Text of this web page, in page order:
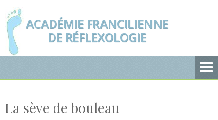
ACADÉMIE FRANCILIENNE
DE RÉFLEXOLOGIE
La sève de bouleau